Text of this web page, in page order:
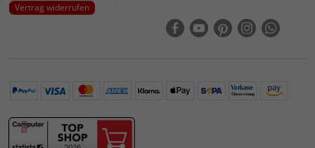
Vertrag widerrufen